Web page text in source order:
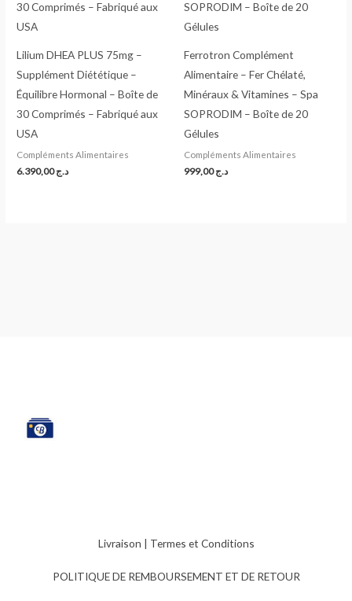
Lilium DHEA PLUS 75mg –
Supplément Diététique –
Équilibre Hormonal – Boîte de
30 Comprimés – Fabriqué aux
USA
Compléments Alimentaires
د.ج6.390,00
Ferrotron Complément
Alimentaire – Fer Chélaté,
Minéraux & Vitamines – Spa
SOPRODIM – Boîte de 20
Gélules
Compléments Alimentaires
د.ج999,00
Livraison | Termes et Conditions
POLITIQUE DE REMBOURSEMENT ET DE RETOUR